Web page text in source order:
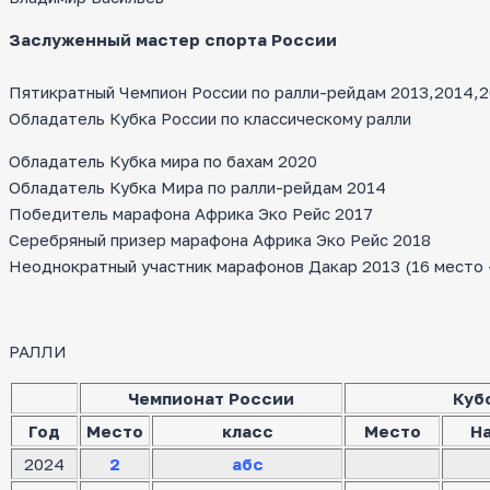
Заслуженный мастер спорта России
Пятикратный Чемпион России по ралли-рейдам
Обладатель Кубка России по классическому ралли
Обладатель Кубка мира по бахам 2020
Обладатель Кубка Мира по ралли-рейдам 2014
Победитель марафона Африка Эко Рейс 2017
Серебряный призер марафона Африка Эко Рейс 2018
Неоднократный участник марафонов Дакар 2013 (16
РАЛЛИ
Чемпионат России
Год
Место класс Место
2024
2
абс